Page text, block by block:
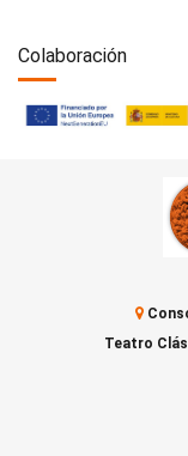
Colaboración
Teatro